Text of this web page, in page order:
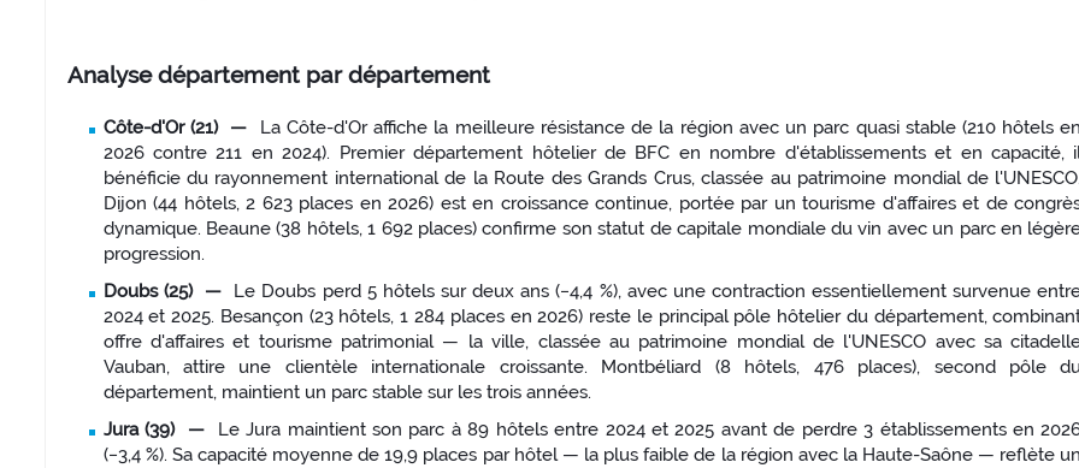
Analyse département par département
Côte-d'Or (21) —
La Côte-d'Or affiche la meilleure résistance de la région avec un parc quasi stable (210 hôtels en
2026 contre 211 en 2024). Premier département hôtelier de BFC en nombre d'établissements et en capacité,
bénéficie du rayonnement international de la Route des Grands Crus, classée au patrimoine mondial de l'UNESCO.
Dijon (44 hôtels, 2 623 places en 2026) est en croissance continue, portée par un tourisme d'affaires et de
dynamique. Beaune (38 hôtels, 1 692 places) confirme son statut de capitale mondiale du vin avec un parc en
progression.
Doubs (25) — Le Doubs perd 5 hôtels sur deux ans (−4,4 %), avec une contraction essentiellement survenue
2024 et 2025. Besançon (23 hôtels, 1 284 places en 2026) reste le principal pôle hôtelier du département,
offre d'affaires et tourisme patrimonial — la ville, classée au patrimoine mondial de l'UNESCO avec sa
Vauban, attire une clientèle internationale croissante. Montbéliard (8 hôtels, 476 places), second pôle
département, maintient un parc stable sur les trois années.
Jura (39) —
Le Jura maintient son parc à 89 hôtels entre 2024 et 2025 avant de perdre 3 établissements en
(−3,4 %). Sa capacité moyenne de 19,9 places par hôtel — la plus faible de la région avec la Haute-Saône — reflète un